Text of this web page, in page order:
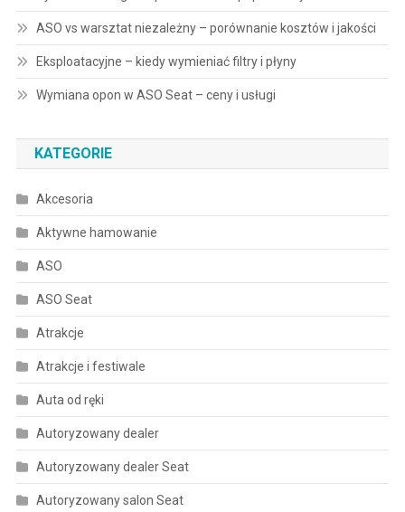
ASO vs warsztat niezależny – porównanie kosztów i jakości
Eksploatacyjne – kiedy wymieniać filtry i płyny
Wymiana opon w ASO Seat – ceny i usługi
KATEGORIE
Akcesoria
Aktywne hamowanie
ASO
ASO Seat
Atrakcje
Atrakcje i festiwale
Auta od ręki
Autoryzowany dealer
Autoryzowany dealer Seat
Autoryzowany salon Seat